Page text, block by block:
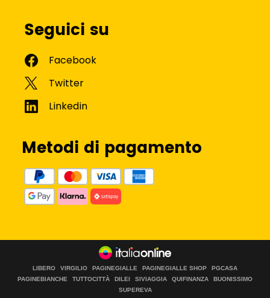
Seguici su
Metodi di pagamento
LIBERO VIRGILIO PAGINEGIALLE PAGINEGIALLE SHOP
PGCASA
PAGINEBIANCHE
TUTTOCITTÀ DILEI SIVIAGGIA QUIFINANZA
BUONISSIMO
SUPEREVA